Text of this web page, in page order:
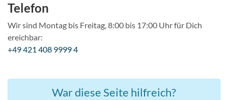
Telefon
Wir sind Montag bis Freitag, 8:00 bis 17:00 Uhr für Dich
ereichbar:
+49 421 408 9999 4
War diese Seite hilfreich?